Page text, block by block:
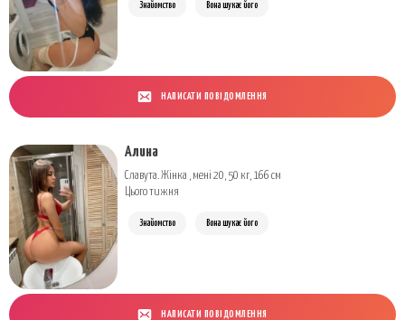
Знайомство Вона шукає його
НАПИСАТИ ПОВІДОМЛЕННЯ
Алина
Славута. Жінка , мені 20, 50 кг, 166 см
Цього тижня
Знайомство Вона шукає його
НАПИСАТИ ПОВІДОМЛЕННЯ